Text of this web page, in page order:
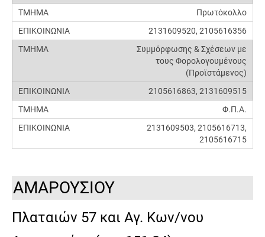
Πρωτόκολλο
2131609520, 2105616356
Συμμόρφωσης & Σχέσεων με
τους Φορολογουμένους
(Προϊστάμενος)
2105616863, 2131609515
Φ.Π.Α.
2131609503, 2105616713,
2105616715
ΑΜΑΡΟΥΣΙΟΥ
Πλαταιών 57 και Αγ. Κων/νου